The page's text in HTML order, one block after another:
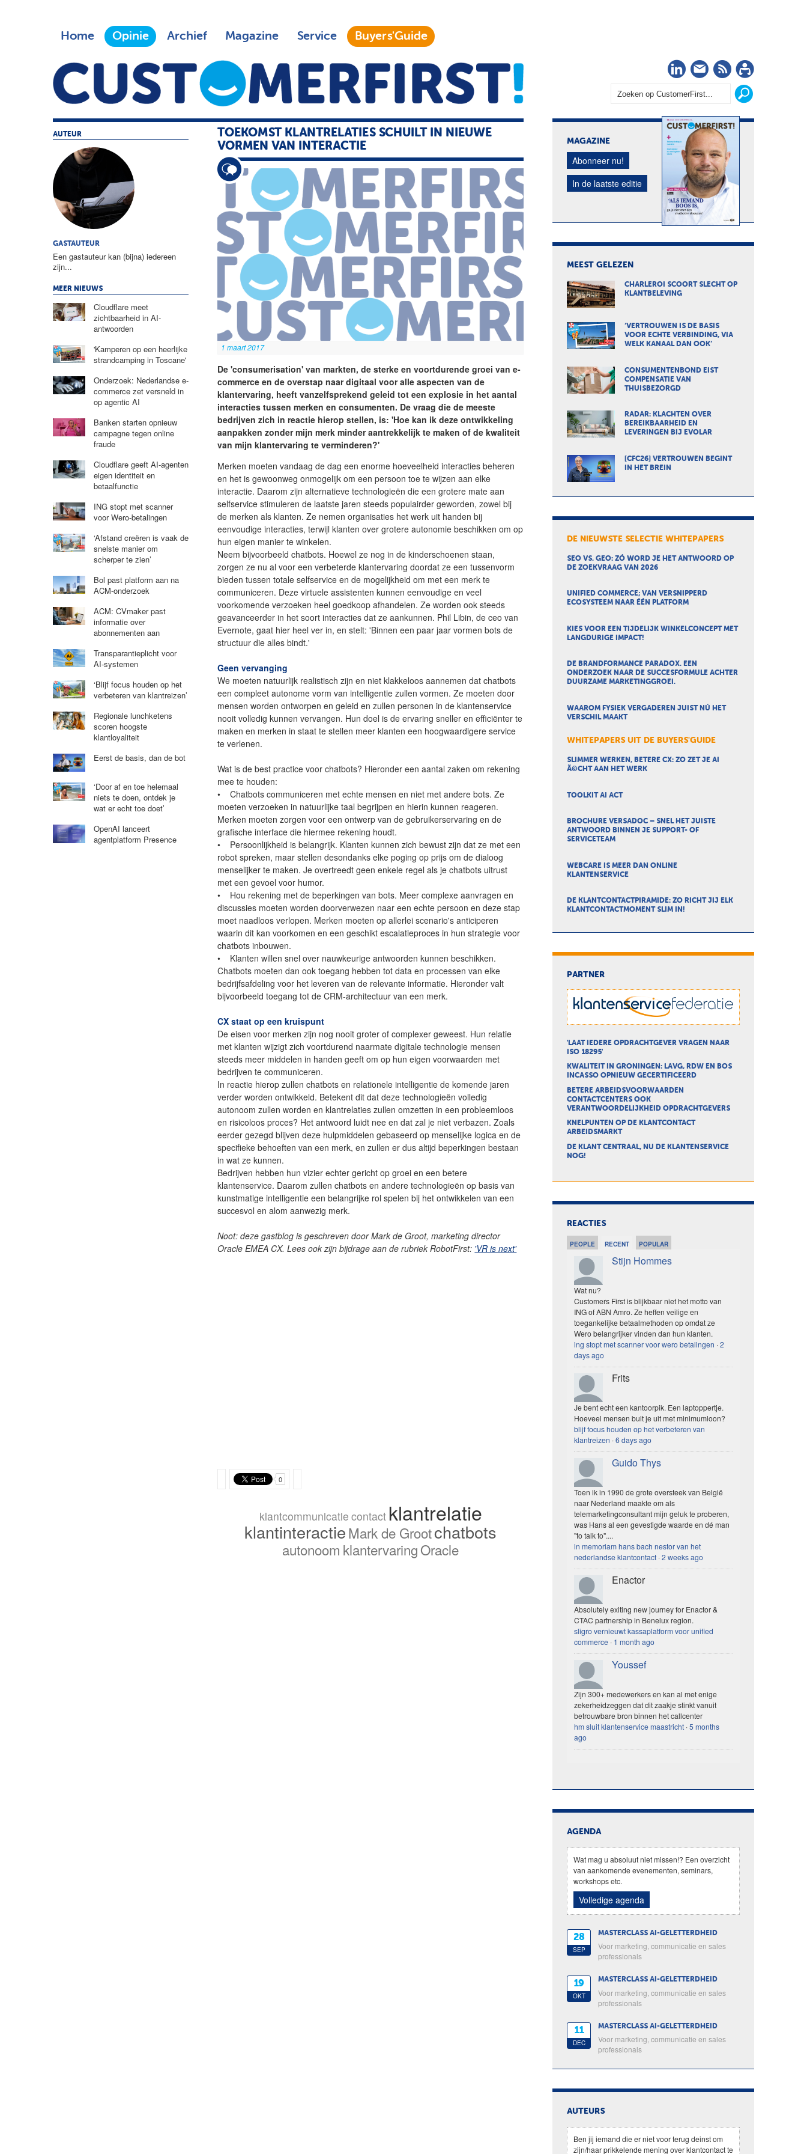
Home Opinie Archief Magazine Service Buyers'Guide
LinkedIn
Nieuwsbrief
RSS
TOEKOMST KLANTRELATIES SCHUILT IN NIEUWE
VORMEN VAN INTERACTIE
1 maart 2017
De 'consumerisation' van markten, de sterke en voortdurende groei van e-
commerce en de overstap naar digitaal voor alle aspecten van de
klantervaring, heeft vanzelfsprekend geleid tot een explosie in het aantal
interacties tussen merken en consumenten. De vraag die de meeste
bedrijven zich in reactie hierop stellen, is: 'Hoe kan ik deze ontwikkeling
aanpakken zonder mijn merk minder aantrekkelijk te maken of de kwaliteit
van mijn klantervaring te verminderen?'
Merken moeten vandaag de dag een enorme hoeveelheid interacties beheren
en het is gewoonweg onmogelijk om een persoon toe te wijzen aan elke
interactie. Daarom zijn alternatieve technologieën die een grotere mate aan
selfservice stimuleren de laatste jaren steeds populairder geworden, zowel bij
de merken als klanten. Ze nemen organisaties het werk uit handen bij
eenvoudige interacties, terwijl klanten over grotere autonomie beschikken om op
hun eigen manier te winkelen.
Neem bijvoorbeeld chatbots. Hoewel ze nog in de kinderschoenen staan,
zorgen ze nu al voor een verbeterde klantervaring doordat ze een tussenvorm
bieden tussen totale selfservice en de mogelijkheid om met een merk te
communiceren. Deze virtuele assistenten kunnen eenvoudige en veel
voorkomende verzoeken heel goedkoop afhandelen. Ze worden ook steeds
geavanceerder in het soort interacties dat ze aankunnen. Phil Libin, de ceo van
Evernote, gaat hier heel ver in, en stelt: 'Binnen een paar jaar vormen bots de
structuur die alles bindt.'
Geen vervanging
We moeten natuurlijk realistisch zijn en niet klakkeloos aannemen dat chatbots
een compleet autonome vorm van intelligentie zullen vormen. Ze moeten door
mensen worden ontworpen en geleid en zullen personen in de klantenservice
nooit volledig kunnen vervangen. Hun doel is de ervaring sneller en efficiënter te
maken en merken in staat te stellen meer klanten een hoogwaardigere service
te verlenen.
Wat is de best practice voor chatbots? Hieronder een aantal zaken om rekening
mee te houden:
• Chatbots communiceren met echte mensen en niet met andere bots. Ze
moeten verzoeken in natuurlijke taal begrijpen en hierin kunnen reageren.
Merken moeten zorgen voor een ontwerp van de gebruikerservaring en de
grafische interface die hiermee rekening houdt.
• Persoonlijkheid is belangrijk. Klanten kunnen zich bewust zijn dat ze met een
robot spreken, maar stellen desondanks elke poging op prijs om de dialoog
menselijker te maken. Je overtreedt geen enkele regel als je chatbots uitrust
met een gevoel voor humor.
• Hou rekening met de beperkingen van bots. Meer complexe aanvragen en
discussies moeten worden doorverwezen naar een echte persoon en deze stap
moet naadloos verlopen. Merken moeten op allerlei scenario's anticiperen
waarin dit kan voorkomen en een geschikt escalatieproces in hun strategie voor
chatbots inbouwen.
• Klanten willen snel over nauwkeurige antwoorden kunnen beschikken.
Chatbots moeten dan ook toegang hebben tot data en processen van elke
bedrijfsafdeling voor het leveren van de relevante informatie. Hieronder valt
bijvoorbeeld toegang tot de CRM-architectuur van een merk.
CX staat op een kruispunt
De eisen voor merken zijn nog nooit groter of complexer geweest. Hun relatie
met klanten wijzigt zich voortdurend naarmate digitale technologie mensen
steeds meer middelen in handen geeft om op hun eigen voorwaarden met
bedrijven te communiceren.
In reactie hierop zullen chatbots en relationele intelligentie de komende jaren
verder worden ontwikkeld. Betekent dit dat deze technologieën volledig
autonoom zullen worden en klantrelaties zullen omzetten in een probleemloos
en risicoloos proces? Het antwoord luidt nee en dat zal je niet verbazen. Zoals
eerder gezegd blijven deze hulpmiddelen gebaseerd op menselijke logica en de
specifieke behoeften van een merk, en zullen er dus altijd beperkingen bestaan
in wat ze kunnen.
Bedrijven hebben hun vizier echter gericht op groei en een betere
klantenservice. Daarom zullen chatbots en andere technologieën op basis van
kunstmatige intelligentie een belangrijke rol spelen bij het ontwikkelen van een
succesvol en alom aanwezig merk.
Noot: deze gastblog is geschreven door Mark de Groot, marketing director
Oracle EMEA CX. Lees ook zijn bijdrage aan de rubriek RobotFirst: 'VR is next'
0
klantcommunicatie contact klantrelatie
klantinteractieMark de Grootchatbots
autonoom klantervaringOracle
AUTEUR
GASTAUTEUR
Een gastauteur kan (bijna) iedereen
zijn...
MEER NIEUWS
Cloudflare meet
zichtbaarheid in AI-
antwoorden
'Kamperen op een heerlijke
strandcamping in Toscane'
Onderzoek: Nederlandse e-
commerce zet versneld in
op agentic AI
Banken starten opnieuw
campagne tegen online
fraude
Cloudflare geeft AI-agenten
eigen identiteit en
betaalfunctie
ING stopt met scanner
voor Wero-betalingen
‘Afstand creëren is vaak de
snelste manier om
scherper te zien’
Bol past platform aan na
ACM-onderzoek
ACM: CVmaker past
informatie over
abonnementen aan
Transparantieplicht voor
AI-systemen
‘Blijf focus houden op het
verbeteren van klantreizen’
Regionale lunchketens
scoren hoogste
klantloyaliteit
Eerst de basis, dan de bot
‘Door af en toe helemaal
niets te doen, ontdek je
wat er echt toe doet’
OpenAI lanceert
agentplatform Presence
MAGAZINE
Abonneer nu!
In de laatste editie
MEEST GELEZEN
CHARLEROI SCOORT SLECHT OP
KLANTBELEVING
‘VERTROUWEN IS DE BASIS
VOOR ECHTE VERBINDING, VIA
WELK KANAAL DAN OOK’
CONSUMENTENBOND EIST
COMPENSATIE VAN
THUISBEZORGD
RADAR: KLACHTEN OVER
BEREIKBAARHEID EN
LEVERINGEN BIJ EVOLAR
[CFC26] VERTROUWEN BEGINT
IN HET BREIN
DE NIEUWSTE SELECTIE WHITEPAPERS
SEO VS. GEO: ZÓ WORD JE HET ANTWOORD OP
DE ZOEKVRAAG VAN 2026
UNIFIED COMMERCE; VAN VERSNIPPERD
ECOSYSTEEM NAAR ÉÉN PLATFORM
KIES VOOR EEN TIJDELIJK WINKELCONCEPT MET
LANGDURIGE IMPACT!
DE BRANDFORMANCE PARADOX. EEN
ONDERZOEK NAAR DE SUCCESFORMULE ACHTER
DUURZAME MARKETINGGROEI.
WAAROM FYSIEK VERGADEREN JUIST NÚ HET
VERSCHIL MAAKT
WHITEPAPERS UIT DE BUYERS'GUIDE
SLIMMER WERKEN, BETERE CX: ZO ZET JE AI
Ã©CHT AAN HET WERK
TOOLKIT AI ACT
BROCHURE VERSADOC – SNEL HET JUISTE
ANTWOORD BINNEN JE SUPPORT- OF
SERVICETEAM
WEBCARE IS MEER DAN ONLINE
KLANTENSERVICE
DE KLANTCONTACTPIRAMIDE: ZO RICHT JIJ ELK
KLANTCONTACTMOMENT SLIM IN!
PARTNER
'LAAT IEDERE OPDRACHTGEVER VRAGEN NAAR
ISO 18295'
KWALITEIT IN GRONINGEN: LAVG, RDW EN BOS
INCASSO OPNIEUW GECERTIFICEERD
BETERE ARBEIDSVOORWAARDEN
CONTACTCENTERS OOK
VERANTWOORDELIJKHEID OPDRACHTGEVERS
KNELPUNTEN OP DE KLANTCONTACT
ARBEIDSMARKT
DE KLANT CENTRAAL, NU DE KLANTENSERVICE
NOG!
REACTIES
PEOPLE RECENT POPULAR
Stijn Hommes
Wat nu?
Customers First is blijkbaar niet het motto van
ING of ABN Amro. Ze heffen veilige en
toegankelijke betaalmethoden op omdat ze
Wero belangrijker vinden dan hun klanten.
ing stopt met scanner voor wero betalingen ·2
days ago
Frits
Je bent echt een kantoorpik. Een laptoppertje.
Hoeveel mensen buit je uit met minimumloon?
blijf focus houden op het verbeteren van
klantreizen ·6 days ago
Guido Thys
Toen ik in 1990 de grote oversteek van België
naar Nederland maakte om als
telemarketingconsultant mijn geluk te proberen,
was Hans al een gevestigde waarde en dé man
"to talk to"....
in memoriam hans bach nestor van het
nederlandse klantcontact ·2 weeks ago
Enactor
Absolutely exiting new journey for Enactor &
CTAC partnership in Benelux region.
sligro vernieuwt kassaplatform voor unified
commerce · 1 month ago
Youssef
Zijn 300+ medewerkers en kan al met enige
zekerheidzeggen dat dit zaakje stinkt vanuit
betrouwbare bron binnen het callcenter
hm sluit klantenservice maastricht ·5 months
ago
AGENDA
Wat mag u absoluut niet missen!? Een overzicht
van aankomende evenementen, seminars,
workshops etc.
Volledige agenda
28
SEP
MASTERCLASS AI-GELETTERDHEID
Voor marketing, communicatie en sales
professionals
19
OKT
MASTERCLASS AI-GELETTERDHEID
Voor marketing, communicatie en sales
professionals
11
DEC
MASTERCLASS AI-GELETTERDHEID
Voor marketing, communicatie en sales
professionals
AUTEURS
Ben jij iemand die er niet voor terug deinst om
zijn/haar prikkelende mening over klantcontact te